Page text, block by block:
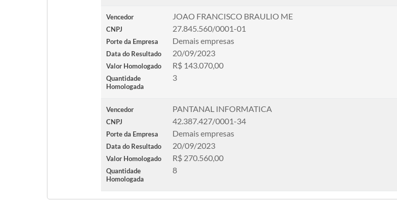
Vencedor JOAO FRANCISCO BRAULIO ME
CNPJ 27.845.560/0001-01
Porte da Empresa Demais empresas
Data do Resultado 20/09/2023
Valor Homologado R$ 143.070,00
Quantidade
Homologada
3
Vencedor PANTANAL INFORMATICA
CNPJ 42.387.427/0001-34
Porte da Empresa Demais empresas
Data do Resultado 20/09/2023
Valor Homologado R$ 270.560,00
Quantidade
Homologada
8